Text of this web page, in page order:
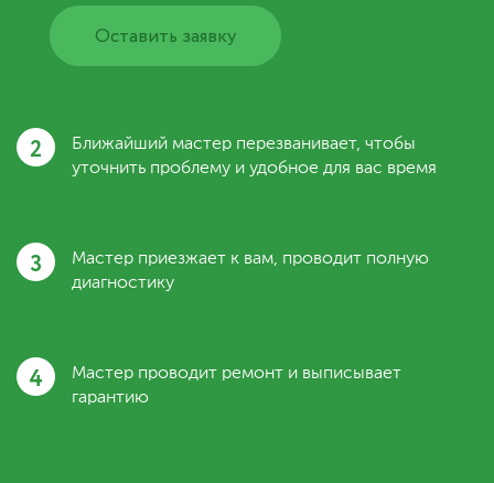
Оставить заявку
2
Ближайший мастер перезванивает, чтобы
уточнить проблему и удобное для вас время
3
Мастер приезжает к вам, проводит полную
диагностику
4
Мастер проводит ремонт и выписывает
гарантию